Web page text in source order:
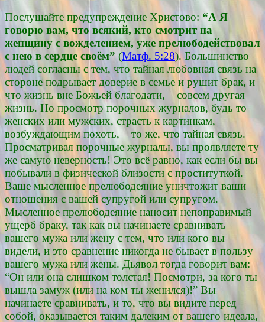
Послушайте предупреждение Христово: “А Я
говорю вам, что всякий, кто смотрит на
женщину с вожделением, уже прелюбодействовал
с нею в сердце своём” (Матф. 5:28). Большинство
людей согласны с тем, что тайная любовная связь на
стороне подрывает доверие в семье и рушит брак, и
что жизнь вне Божьей благодати, – совсем другая
жизнь. Но просмотр порочных журналов, будь то
женских или мужских, страсть к картинкам,
возбуждающим похоть, – то же, что тайная связь.
Просматривая порочные журналы, вы проявляете ту
же самую неверность! Это всё равно, как если бы вы
побывали в физической близости с проституткой.
Ваше мысленное прелюбодеяние уничтожит ваши
отношения с вашей супругой или супругом.
Мысленное прелюбодеяние наносит непоправимый
ущерб браку, так как вы начинаете сравнивать
вашего мужа или жену с тем, что или кого вы
видели, и это сравнение никогда не бывает в пользу
вашего мужа или жены. Дьявол тогда говорит вам:
“Он или она слишком толстая! Посмотри, за кого ты
вышла замуж (или на ком ты женился)!” Вы
начинаете сравнивать, и то, что вы видите перед
собой, оказывается таким далеким от вашего идеала,